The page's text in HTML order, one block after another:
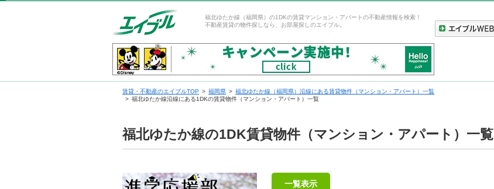
福北ゆたか線（福岡県）の1DKの賃貸マンション・アパートの不動産情報を検索！
不動産賃貸の物件探しなら、お部屋探しのエイブル。
賃貸・不動産のエイブルTOP 福岡県
福北ゆたか線（福岡県）沿線にある賃貸物件（マンション・アパート）一覧
福北ゆたか線沿線にある1DKの賃貸物件（マンション・アパート）一覧
福北ゆたか線の1DK賃貸物件（マンション・アパート）一覧
一覧表示